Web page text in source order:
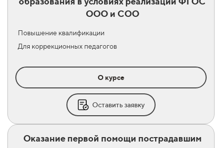
ООО и СОО
Повышение квалификации
Для коррекционных педагогов
О курсе
Оставить заявку
Оказание первой помощи пострадавшим